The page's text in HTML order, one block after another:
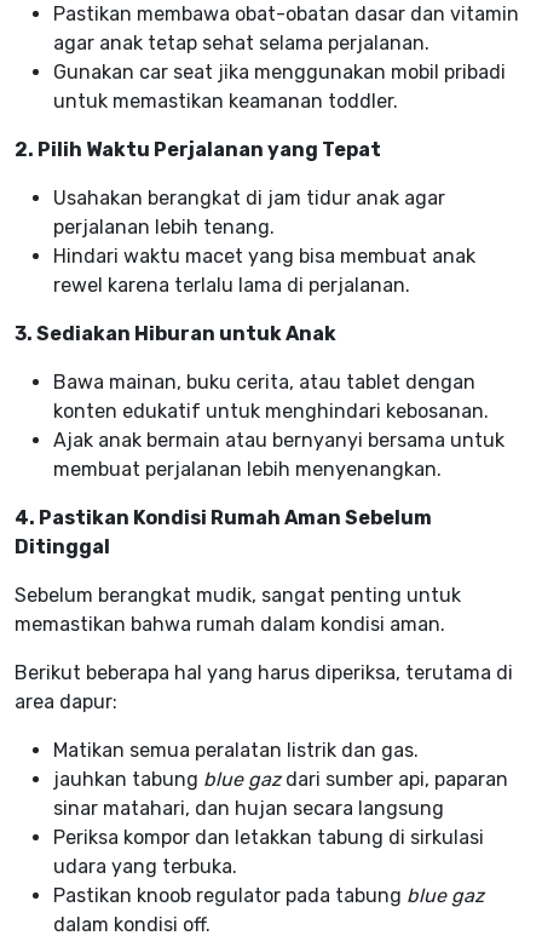
Pastikan membawa obat-obatan dasar dan vitamin
agar anak tetap sehat selama perjalanan.
Gunakan car seat jika menggunakan mobil pribadi
untuk memastikan keamanan toddler.
2. Pilih Waktu Perjalanan yang Tepat
Usahakan berangkat di jam tidur anak agar
perjalanan lebih tenang.
Hindari waktu macet yang bisa membuat anak
rewel karena terlalu lama di perjalanan.
3. Sediakan Hiburan untuk Anak
Bawa mainan, buku cerita, atau tablet dengan
konten edukatif untuk menghindari kebosanan.
Ajak anak bermain atau bernyanyi bersama untuk
membuat perjalanan lebih menyenangkan.
4. Pastikan Kondisi Rumah Aman Sebelum
Ditinggal
Sebelum berangkat mudik, sangat penting untuk
memastikan bahwa rumah dalam kondisi aman.
Berikut beberapa hal yang harus diperiksa, terutama di
area dapur:
Matikan semua peralatan listrik dan gas.
jauhkan tabung blue gazdari sumber api, paparan
sinar matahari, dan hujan secara langsung
Periksa kompor dan letakkan tabung di sirkulasi
udara yang terbuka.
Pastikan knoob regulator pada tabung blue gaz
dalam kondisi off.